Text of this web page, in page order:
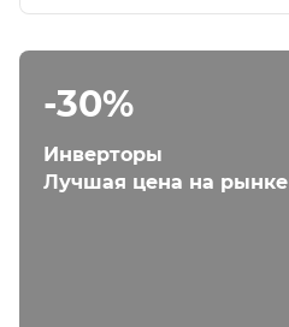
-30%
Инверторы
Лучшая цена на рынке